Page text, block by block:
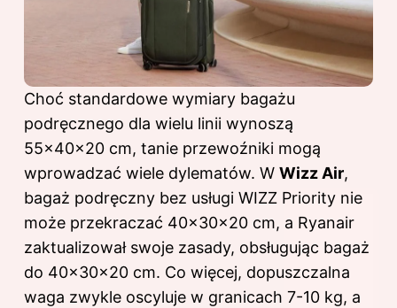
Choć standardowe wymiary bagażu
podręcznego dla wielu linii wynoszą
55x40x20 cm, tanie przewoźniki mogą
wprowadzać wiele dylematów. W Wizz Air,
bagaż podręczny bez usługi WIZZ Priority nie
może przekraczać 40x30x20 cm, a Ryanair
zaktualizował swoje zasady, obsługując bagaż
do 40x30x20 cm. Co więcej, dopuszczalna
waga zwykle oscyluje w granicach 7-10 kg, a